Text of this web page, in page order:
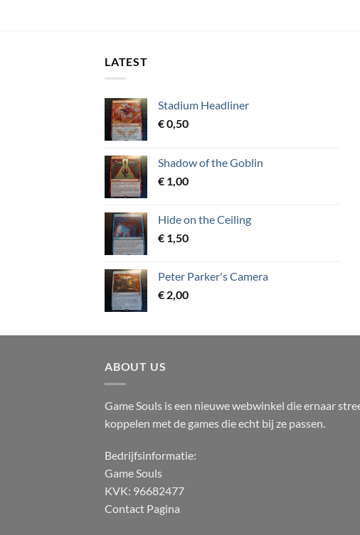
LATEST
Stadium Headliner
€0,50
Shadow of the Goblin
€ 1,00
Hide on the Ceiling
€ 1,50
Peter Parker's Camera
€ 2,00
ABOUT US
Game Souls is een nieuwe webwinkel die ernaar
koppelen met de games die echt bij ze passen.
Bedrijfsinformatie:
Game Souls
KVK: 96682477
Contact Pagina